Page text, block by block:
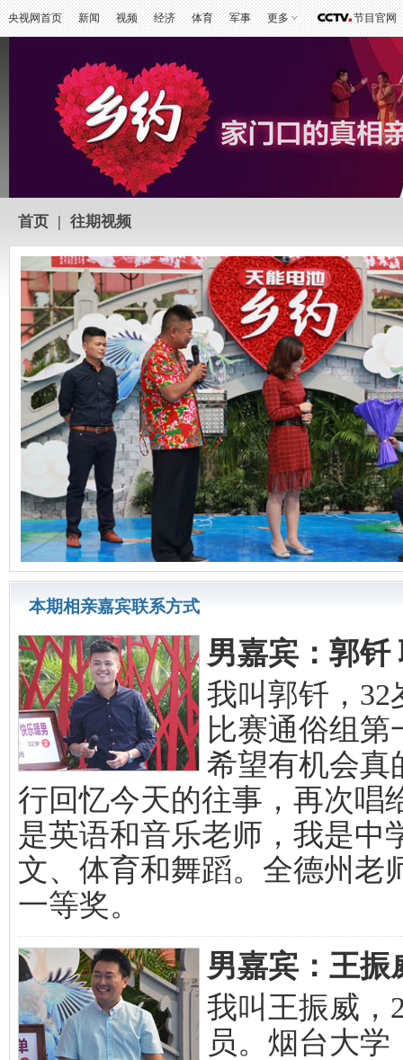
央视网首页 新闻 视频 经济 体育 军事 更多 节目官网
首页 | 往期视频
本期相亲嘉宾联系方式
男嘉宾：郭钎
我叫郭钎，
比赛通俗组
希望有机会真
行回忆今天的往事，再次唱
是英语和音乐老师，我是中
文、体育和舞蹈。全德州老
一等奖。
男嘉宾：王振
我叫王振威，
员。烟台大